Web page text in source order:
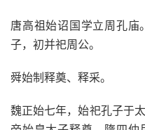
唐高祖始诏国学立周孔
子，初并祀周公。
舜始制释奠、释采。
魏正始七年，始祀孔子于